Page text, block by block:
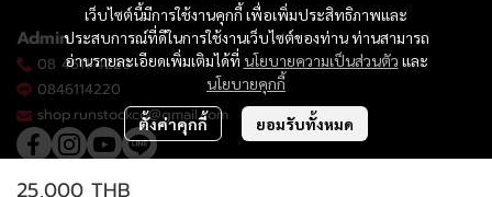
25,000 THB
เว็บไซต์นี้มีการใช้งานคุกกี้ เพื่อเพิ่มประสิทธิภาพและ
ประสบการณ์ที่ดีในการใช้งานเว็บไซต์ของท่าน ท่านสามารถ
อ่านรายละเอียดเพิ่มเติมได้ที่ นโยบายความเป็นส่วนตัว และ
นโยบายคุกกี้
ตั้งค่าคุกกี้ ยอมรับทั้งหมด
Admin
08 4611 4220
0846114220
shop.runstockco@gmail.com